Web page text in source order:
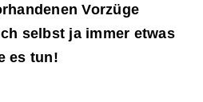
Vorzüge
selbst ja immer etwas
es tun!